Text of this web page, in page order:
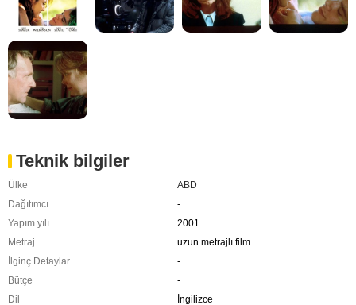
Teknik bilgiler
Ülke
ABD
Dağıtımcı
-
Yapım yılı
2001
Metraj
uzun metrajlı film
İlginç Detaylar
-
Bütçe
-
Dil
İngilizce